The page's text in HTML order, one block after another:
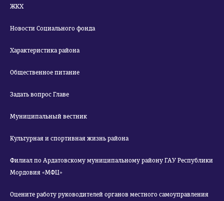
ЖКХ
Новости Социального фонда
Характеристика района
Общественное питание
Задать вопрос Главе
Муниципальный вестник
Культурная и спортивная жизнь района
Филиал по Ардатовскому муниципальному району ГАУ Республики
Мордовия «МФЦ»
Оцените работу руководителей органов местного самоуправления